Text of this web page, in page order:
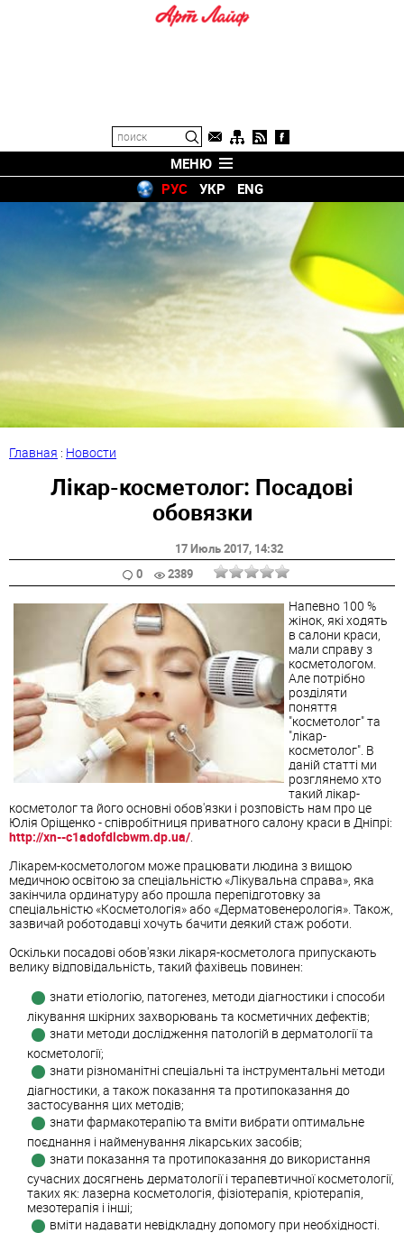
МЕНЮ
РУС
УКР ENG
Главная : Новости
Лікар-косметолог: Посадові
обовязки
17 Июль 2017, 14:32
0
2389
Напевно 100 %
жінок, які ходять
в салони краси,
мали справу з
косметологом.
Але потрібно
розділяти
поняття
"косметолог" та
"лікар-
косметолог". В
даній статті ми
розглянемо хто
такий лікар-
косметолог та його основні обов'язки і розповість нам про це
Юлія Оріщенко - співробітниця приватного салону краси в Дніпрі:
http://xn--c1adofdlcbwm.dp.ua/
Лікарем-косметологом може працювати людина з вищою
медичною освітою за спеціальністю «Лікувальна справа», яка
закінчила ординатуру або прошла перепідготовку за
спеціальністю «Косметологія» або «Дерматовенерологія». Також,
зазвичай роботодавці хочуть бачити деякий стаж роботи.
Оскільки посадові обов'язки лікаря-косметолога припускають
велику відповідальність, такий фахівець повинен:
знати етіологію, патогенез, методи діагностики і способи
лікування шкірних захворювань та косметичних дефектів;
знати методи дослідження патологій в дерматології та
косметології;
знати різноманітні спеціальні та інструментальні методи
діагностики, а також показання та протипоказання до
застосування цих методів;
знати фармакотерапію та вміти вибрати оптимальне
поєднання і найменування лікарських засобів;
знати показання та протипоказання до використання
сучасних досягнень дерматології і терапевтичної косметології,
таких як: лазерна косметологія, фізіотерапія, кріотерапія,
мезотерапія і інші;
вміти надавати невідкладну допомогу при необхідності.